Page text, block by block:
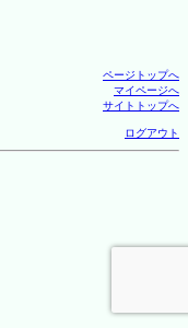
ページトップへ
マイページへ
サイトトップへ
ログアウト